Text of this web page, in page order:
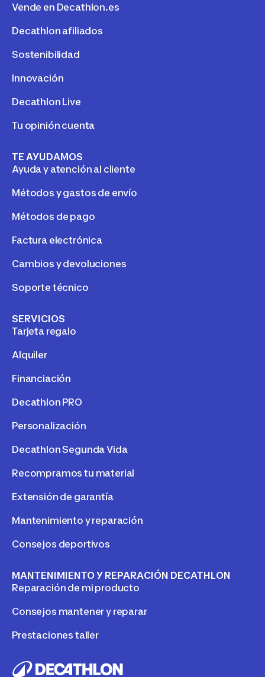
Vende en Decathlon.es
Decathlon afiliados
Sostenibilidad
Innovación
Decathlon Live
Tu opinión cuenta
TE AYUDAMOS
Ayuda y atención al cliente
Métodos y gastos de envío
Métodos de pago
Factura electrónica
Cambios y devoluciones
Soporte técnico
SERVICIOS
Tarjeta regalo
Alquiler
Financiación
Decathlon PRO
Personalización
Decathlon Segunda Vida
Recompramos tu material
Extensión de garantía
Mantenimiento y reparación
Consejos deportivos
MANTENIMIENTO Y REPARACIÓN DECATHLON
Reparación de mi producto
Consejos mantener y reparar
Prestaciones taller